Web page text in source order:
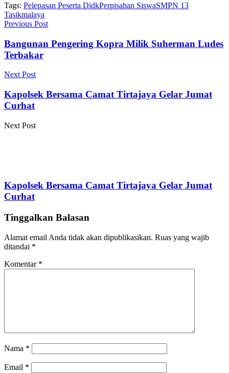
Tags: Pelepasan Peserta DidkPerpisahan SiswaSMPN 13
Tasikmalaya
Previous Post
Bangunan Pengering Kopra Milik Suherman Ludes
Terbakar
Next Post
Kapolsek Bersama Camat Tirtajaya Gelar Jumat
Curhat
Next Post
Kapolsek Bersama Camat Tirtajaya Gelar Jumat
Curhat
Tinggalkan Balasan
Alamat email Anda tidak akan dipublikasikan. Ruas yang wajib
ditandai *
Komentar *
Nama *
Email *